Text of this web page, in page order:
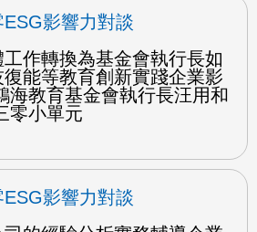
影響力對談
作轉換為基金會執行長如
能等教育創新實踐企業影
海教育基金會執行長汪用和
零小單元
影響力對談